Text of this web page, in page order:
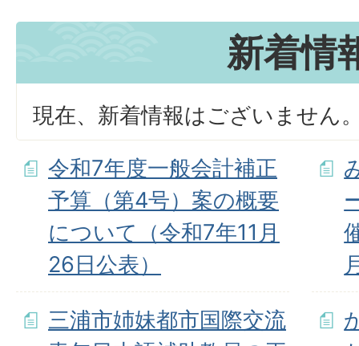
新着情
現在、新着情報はございません
令和7年度一般会計補正
予算（第4号）案の概要
について（令和7年11月
26日公表）
三浦市姉妹都市国際交流